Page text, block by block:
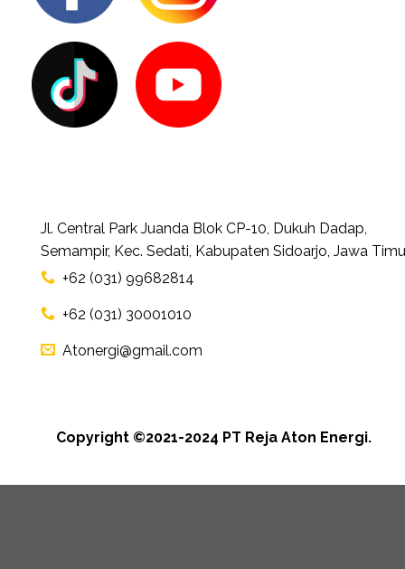
Jl. Central Park Juanda Blok CP-10, Dukuh Dadap,
Semampir, Kec. Sedati, Kabupaten Sidoarjo, Jawa
+62 (031) 99682814
+62 (031) 30001010
Atonergi@gmail.com
Copyright ©2021-2024 PT Reja Aton Energi.